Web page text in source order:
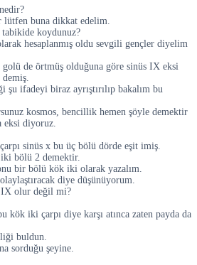
lütfen buna dikkat edelim.
koydunuz?
hesaplanmış oldu sevgili gençler diyelim
de örtmüş olduğuna göre sinüs IX eksi
şu ifadeyi biraz ayrıştırılıp bakalım bu
kosmos, bencillik hemen şöyle demektir
eksi diyoruz.
sinüs x bu üç bölü dörde eşit imiş.
bölü 2 demektir.
bir bölü kök iki olarak yazalım.
diye düşünüyorum.
IX olur değil mi?
kök iki çarpı diye karşı atınca zaten payda da
buldun.
sorduğu şeyine.